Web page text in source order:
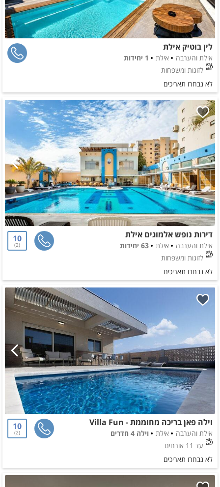
לין בוטיק אילת
אילת והערבה אילת
1 יחידות
לזוגות ומשפחות
לא נבחרו תאריכים
דירות נופש אלמוגים אילת
אילת והערבה אילת
63 יחידות
לזוגות ומשפחות
10
2
לא נבחרו תאריכים
וילה פאן בריכה מחוממת - Villa Fun
אילת והערבה אילת
וילה 4 חדרים
עד 11 אורחים
10
2
לא נבחרו תאריכים